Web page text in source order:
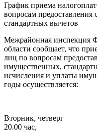
График приема
вопросам
стандартных вычетов
Межрайонная инспекция
области сообщает, что
лиц по вопросам
имущественных,
исчисления и уплаты
годы осуществляется:
Вторник,
20.00 час,